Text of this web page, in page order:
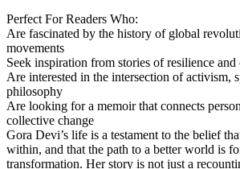
Perfect For Readers Who:
Are fascinated by the history of global
movements
Seek inspiration from stories of resilience and
Are interested in the intersection of activism,
philosophy
Are looking for a memoir that connects
collective change
Gora Devi’s life is a testament to the belief
within, and that the path to a better world is
transformation. Her story is not just a